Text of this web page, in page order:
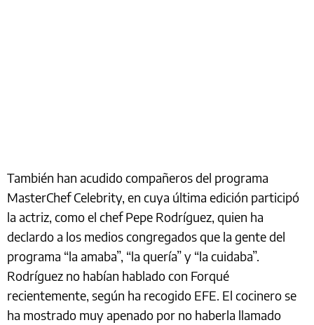
También han acudido compañeros del programa
MasterChef Celebrity, en cuya última edición participó
la actriz, como el chef Pepe Rodríguez, quien ha
declardo a los medios congregados que la gente del
programa “la amaba”, “la quería” y “la cuidaba”.
Rodríguez no habían hablado con Forqué
recientemente, según ha recogido EFE. El cocinero se
ha mostrado muy apenado por no haberla llamado